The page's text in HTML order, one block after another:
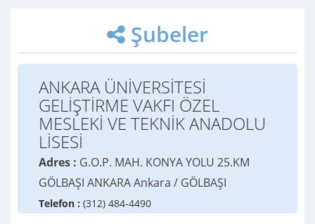
Şubeler
ANKARA ÜNİVERSİTESİ
GELİŞTİRME VAKFI ÖZEL
MESLEKİ VE TEKNİK ANADOLU
LİSESİ
Adres : G.O.P. MAH. KONYA YOLU 25.KM
GÖLBAŞI ANKARA Ankara / GÖLBAŞI
Telefon : (312) 484-4490